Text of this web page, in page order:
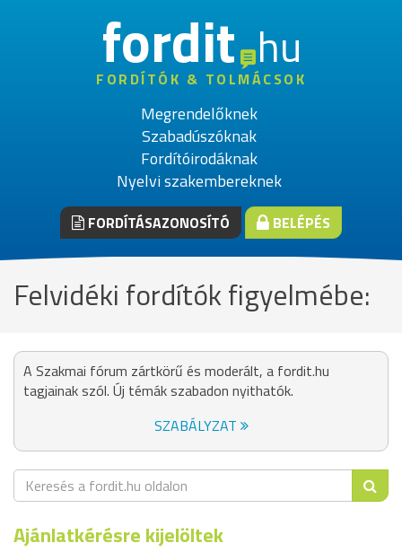
fordithu
FORDÍTÓK & TOLMÁCSOK
Megrendelőknek
Szabadúszóknak
Fordítóirodáknak
Nyelvi szakembereknek
FORDÍTÁSAZONOSÍTÓ BELÉPÉS
Felvidéki fordítók figyelmébe:
A Szakmai fórum zártkörű és moderált, a fordit.hu
tagjainak szól. Új témák szabadon nyithatók.
SZABÁLYZAT
Ajánlatkérésre kijelöltek